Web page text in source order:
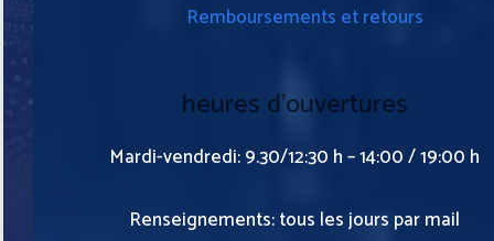
Remboursements et retours
heures d’ouvertures
Mardi-vendredi: 9.30/12:30 h – 14:00 / 19:00 h
Renseignements: tous les jours par mail